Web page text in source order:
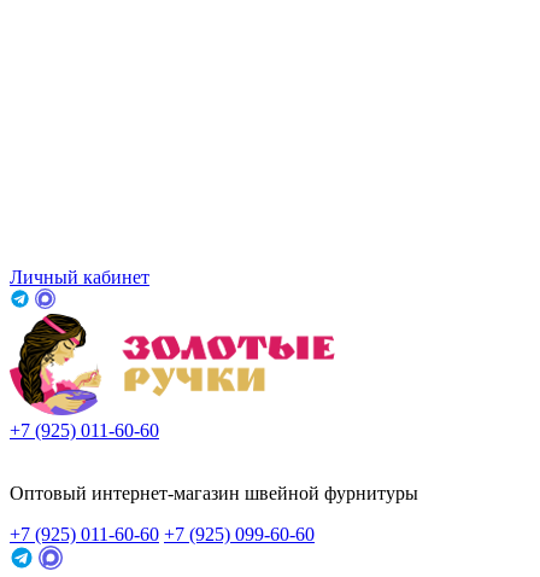
Личный кабинет
+7 (925) 011-60-60
Оптовый интернет-магазин швейной фурнитуры
+7 (925) 011-60-60 +7 (925) 099-60-60